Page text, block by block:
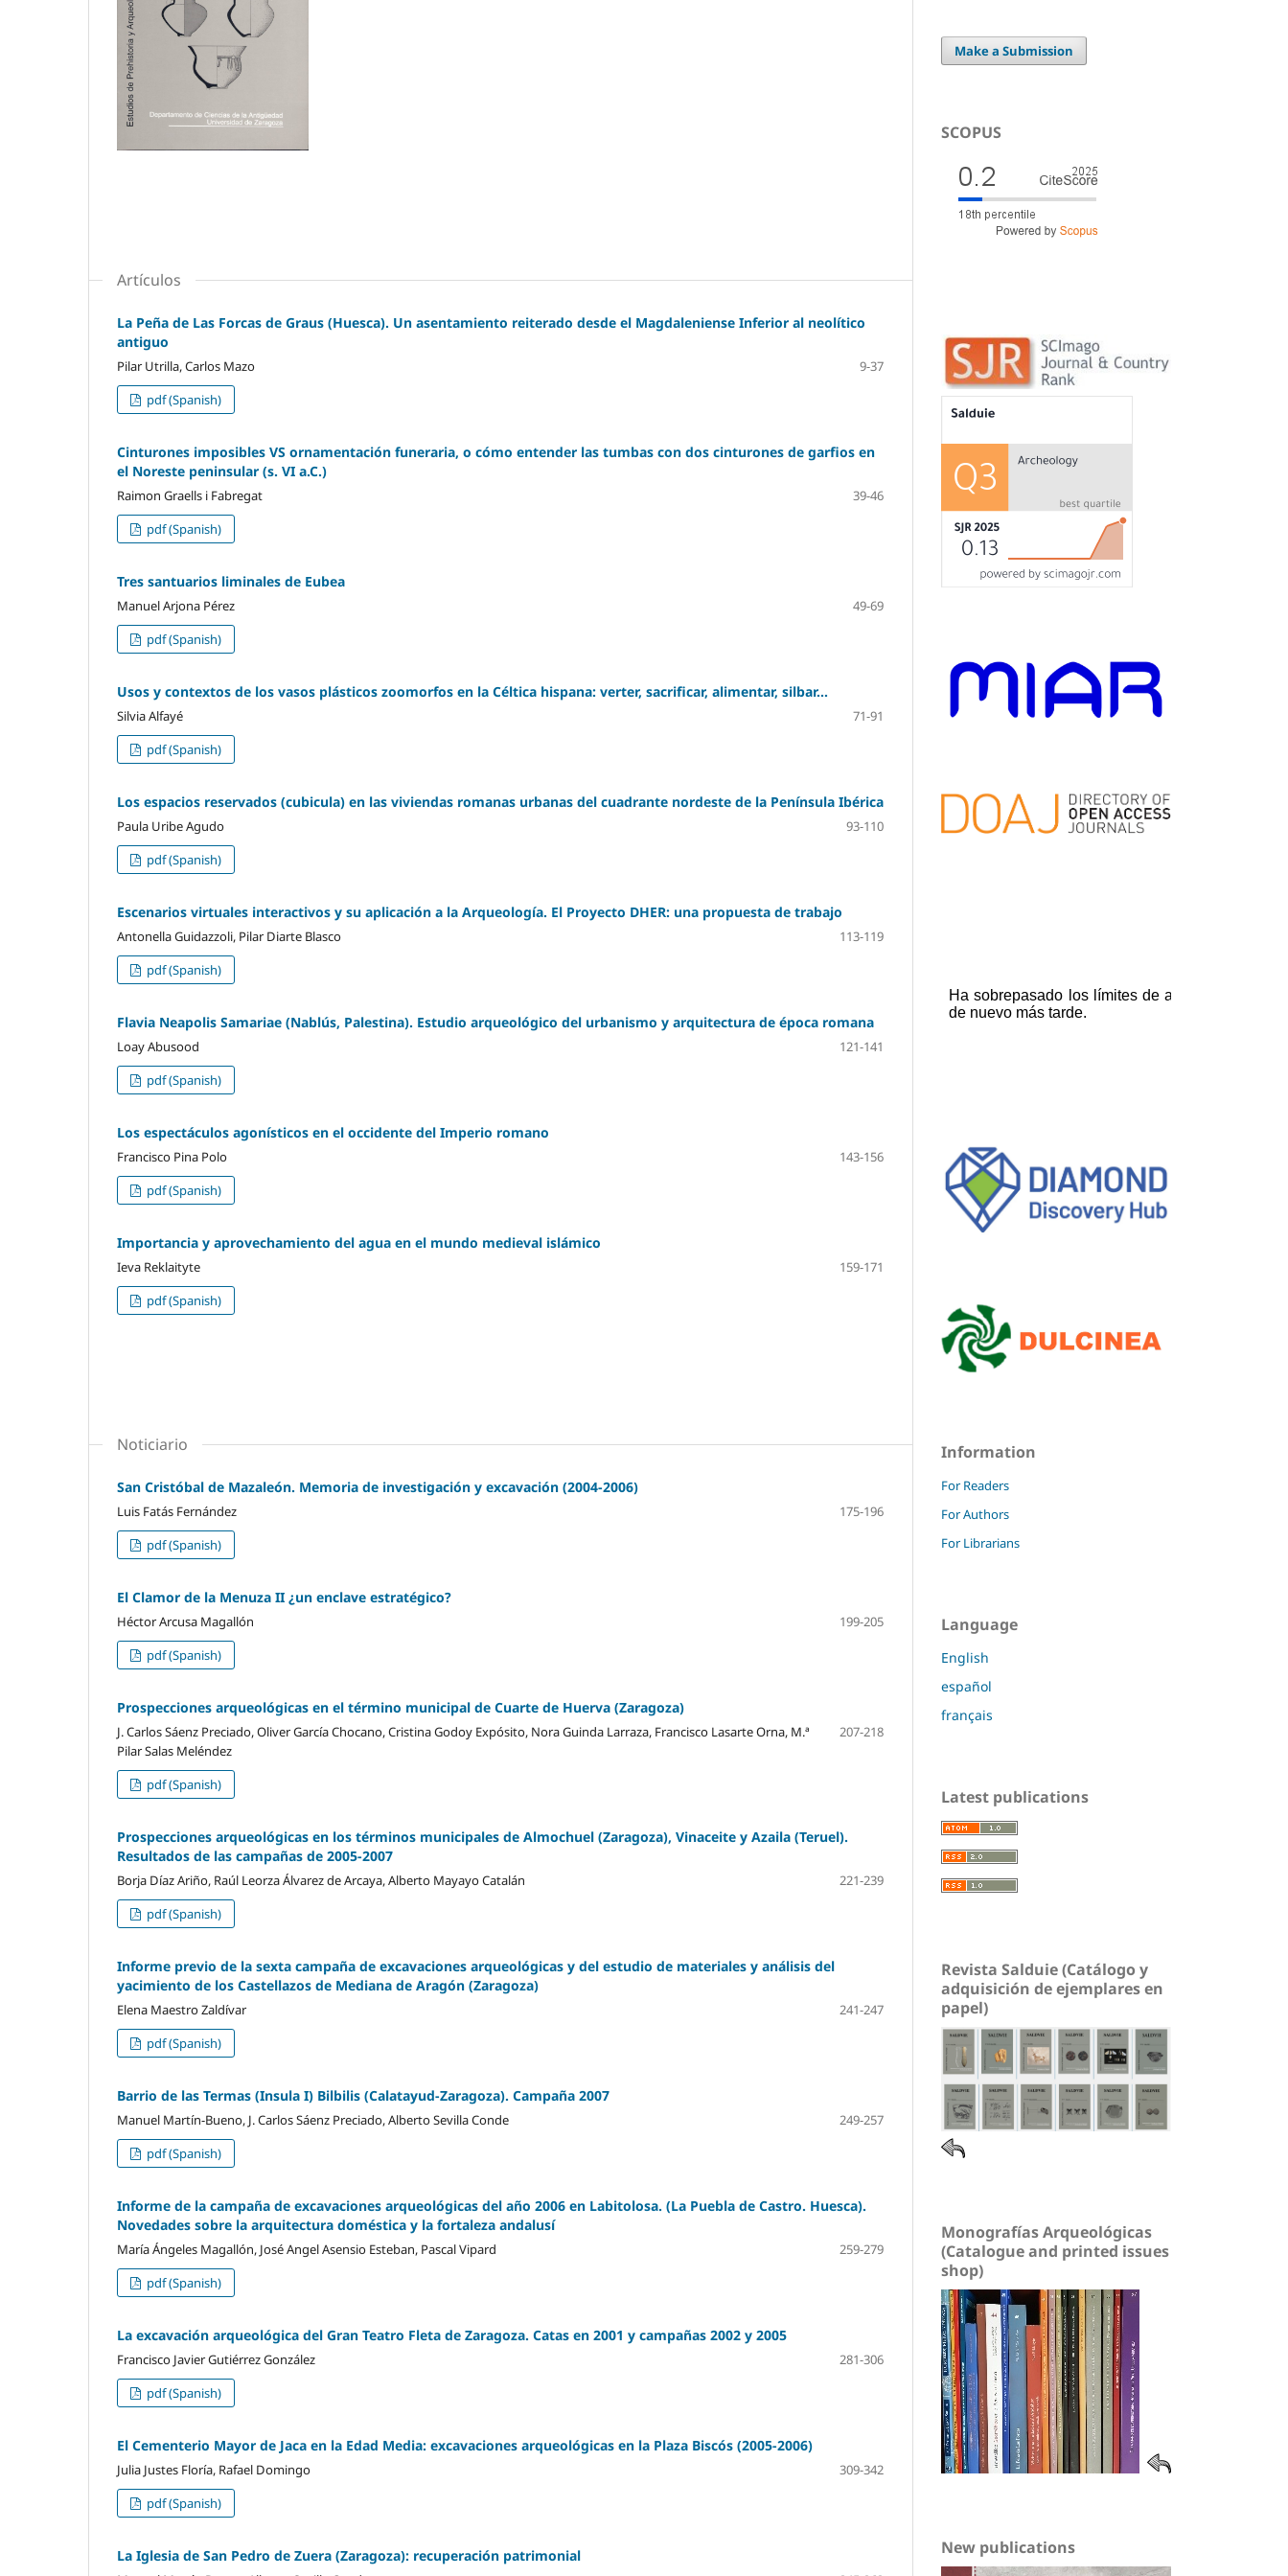
Artículos
La Peña de Las Forcas de Graus (Huesca). Un asentamiento reiterado desde el Magdaleniense Inferior al neolítico
antiguo
Pilar Utrilla, Carlos Mazo
9-37
pdf (Spanish)
Cinturones imposibles VS ornamentación funeraria, o cómo entender las tumbas con dos cinturones de garfios en
el Noreste peninsular (s. VI a.C.)
Raimon Graells i Fabregat
39-46
pdf (Spanish)
Tres santuarios liminales de Eubea
Manuel Arjona Pérez
49-69
pdf (Spanish)
Usos y contextos de los vasos plásticos zoomorfos en la Céltica hispana: verter, sacrificar, alimentar, silbar...
Silvia Alfayé
71-91
pdf (Spanish)
Los espacios reservados (cubicula) en las viviendas romanas urbanas del cuadrante nordeste de la Península Ibérica
Paula Uribe Agudo
93-110
pdf (Spanish)
Escenarios virtuales interactivos y su aplicación a la Arqueología. El Proyecto DHER: una propuesta de trabajo
Antonella Guidazzoli, Pilar Diarte Blasco
113-119
pdf (Spanish)
Flavia Neapolis Samariae (Nablús, Palestina). Estudio arqueológico del urbanismo y arquitectura de época romana
Loay Abusood
121-141
pdf (Spanish)
Los espectáculos agonísticos en el occidente del Imperio romano
Francisco Pina Polo
143-156
pdf (Spanish)
Importancia y aprovechamiento del agua en el mundo medieval islámico
Ieva Reklaityte
159-171
pdf (Spanish)
Noticiario
San Cristóbal de Mazaleón. Memoria de investigación y excavación (2004-2006)
Luis Fatás Fernández
175-196
pdf (Spanish)
El Clamor de la Menuza II ¿un enclave estratégico?
Héctor Arcusa Magallón
199-205
pdf (Spanish)
Prospecciones arqueológicas en el término municipal de Cuarte de Huerva (Zaragoza)
J. Carlos Sáenz Preciado, Oliver García Chocano, Cristina Godoy Expósito, Nora Guinda Larraza, Francisco Lasarte Orna, M.ª
Pilar Salas Meléndez
207-218
pdf (Spanish)
Prospecciones arqueológicas en los términos municipales de Almochuel (Zaragoza), Vinaceite y Azaila (Teruel).
Resultados de las campañas de 2005-2007
Borja Díaz Ariño, Raúl Leorza Álvarez de Arcaya, Alberto Mayayo Catalán
221-239
pdf (Spanish)
Informe previo de la sexta campaña de excavaciones arqueológicas y del estudio de materiales y análisis del
yacimiento de los Castellazos de Mediana de Aragón (Zaragoza)
Elena Maestro Zaldívar
241-247
pdf (Spanish)
Barrio de las Termas (Insula I) Bilbilis (Calatayud-Zaragoza). Campaña 2007
Manuel Martín-Bueno, J. Carlos Sáenz Preciado, Alberto Sevilla Conde
249-257
pdf (Spanish)
Informe de la campaña de excavaciones arqueológicas del año 2006 en Labitolosa. (La Puebla de Castro. Huesca).
Novedades sobre la arquitectura doméstica y la fortaleza andalusí
María Ángeles Magallón, José Angel Asensio Esteban, Pascal Vipard
259-279
pdf (Spanish)
La excavación arqueológica del Gran Teatro Fleta de Zaragoza. Catas en 2001 y campañas 2002 y 2005
Francisco Javier Gutiérrez González
281-306
pdf (Spanish)
El Cementerio Mayor de Jaca en la Edad Media: excavaciones arqueológicas en la Plaza Biscós (2005-2006)
Julia Justes Floría, Rafael Domingo
309-342
pdf (Spanish)
La Iglesia de San Pedro de Zuera (Zaragoza): recuperación patrimonial
Make a Submission
SCOPUS
Information
For Readers
For Authors
For Librarians
Language
English
español
français
Latest publications
Revista Salduie (Catálogo y
adquisición de ejemplares en
papel)
Monografías Arqueológicas
(Catalogue and printed issues
shop)
New publications